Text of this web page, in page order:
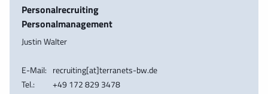
Personalrecruiting
Personalmanagement
Justin Walter
E-Mail: recruiting[at]terranets-bw.de
Tel.:
+49 172 829 3478